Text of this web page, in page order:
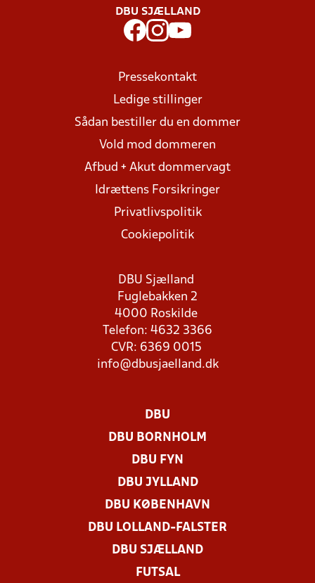
DBU SJÆLLAND
Pressekontakt
Ledige stillinger
Sådan bestiller du en dommer
Vold mod dommeren
Afbud + Akut dommervagt
Idrættens Forsikringer
Privatlivspolitik
Cookiepolitik
DBU Sjælland
Fuglebakken 2
4000 Roskilde
Telefon: 4632 3366
CVR: 6369 0015
info@dbusjaelland.dk
DBU
DBU BORNHOLM
DBU FYN
DBU JYLLAND
DBU KØBENHAVN
DBU LOLLAND-FALSTER
DBU SJÆLLAND
FUTSAL